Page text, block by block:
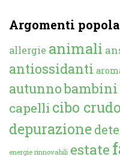
Argomenti
allergie animali
antiossidanti
autunnobambini
capelli cibo crudo
depurazione
energie rinnovabili estate